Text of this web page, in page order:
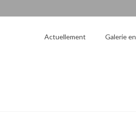
Actuellement Galerie